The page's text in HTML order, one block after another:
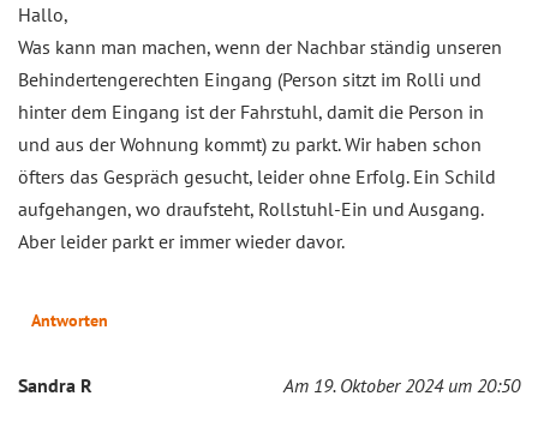
Hallo,
Was kann man machen, wenn der Nachbar ständig unseren
Behindertengerechten Eingang (Person sitzt im Rolli und
hinter dem Eingang ist der Fahrstuhl, damit die Person in
und aus der Wohnung kommt) zu parkt. Wir haben schon
öfters das Gespräch gesucht, leider ohne Erfolg. Ein Schild
aufgehangen, wo draufsteht, Rollstuhl-Ein und Ausgang.
Aber leider parkt er immer wieder davor.
Antworten
Sandra R Am 19. Oktober 2024 um 20:50